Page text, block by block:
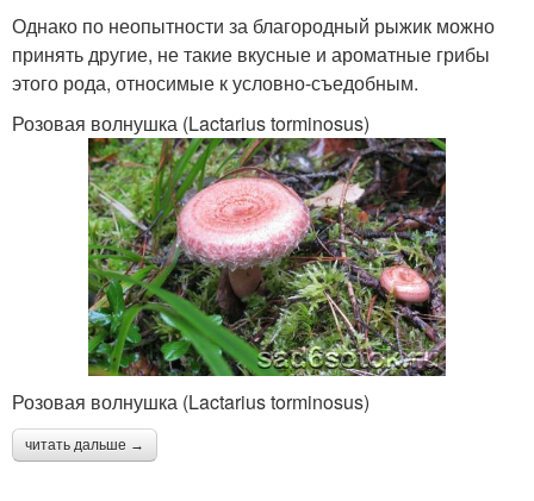
Однако по неопытности за благородный рыжик можно
принять другие, не такие вкусные и ароматные грибы
этого рода, относимые к условно-съедобным.
Розовая волнушка (Lactarius torminosus)
Розовая волнушка (Lactarius torminosus)
читать дальше →